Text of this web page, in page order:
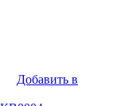
Добавить в